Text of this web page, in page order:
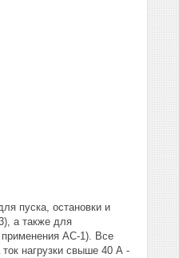
пуска, остановки и
а также для
применения АС-1). Все
нагрузки свыше 40 А -